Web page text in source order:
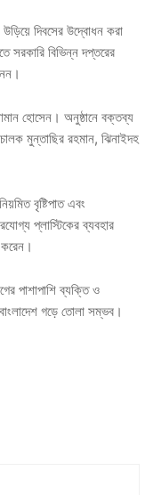
দিবসের উদ্বোধন করা
সরকারি বিভিন্ন দপ্তরের
হোসেন। অনুষ্ঠানে বক্তব্য
মুন্তাছির রহমান, ঝিনাইদহ
বৃষ্টিপাত এবং
প্লাস্টিকের ব্যবহার
পাশাপাশি ব্যক্তি ও
গড়ে তোলা সম্ভব।